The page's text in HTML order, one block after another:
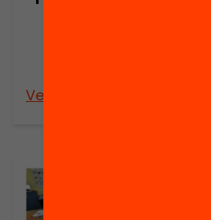
Veure’n més